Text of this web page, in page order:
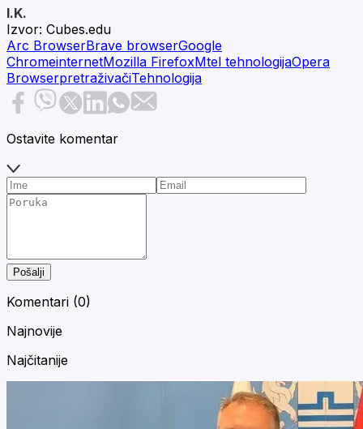
I.K.
Izvor: Cubes.edu
Arc BrowserBrave browserGoogle
ChromeinternetMozilla FirefoxMtel tehnologijaOpera
BrowserpretraživačiTehnologija
Ostavite komentar
Pošalji
Komentari (0)
Najnovije
Najčitanije